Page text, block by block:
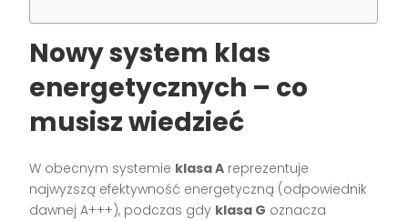
Nowy system klas
energetycznych – co
musisz wiedzieć
W obecnym systemie klasa A reprezentuje
najwyższą efektywność energetyczną (odpowiednik
dawnej A+++), podczas gdy klasa G oznacza